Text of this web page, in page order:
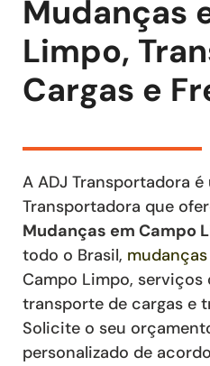
Mudanças
Limpo,
Cargas e
A ADJ Transportadora é
Transportadora que
Mudanças em Campo
todo o Brasil,
Campo Limpo, serviços
transporte de cargas e
Solicite o seu
personalizado de